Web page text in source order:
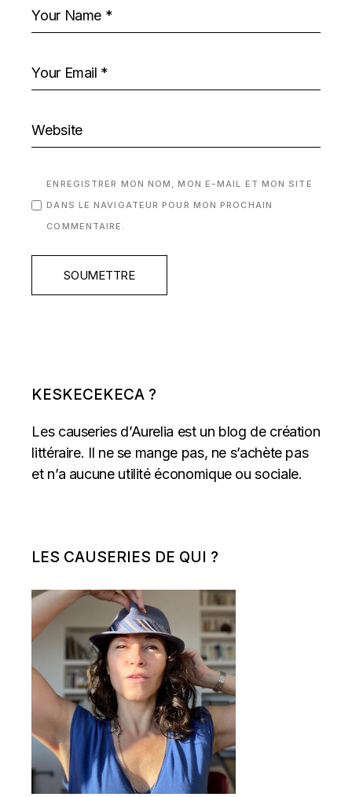
ENREGISTRER MON NOM, MON E-MAIL ET MON SITE
DANS LE NAVIGATEUR POUR MON PROCHAIN
COMMENTAIRE.
SOUMETTRE
KESKECEKECA ?
Les causeries d’Aurelia est un blog de création
littéraire. Il ne se mange pas, ne s’achète pas
et n’a aucune utilité économique ou sociale.
LES CAUSERIES DE QUI ?